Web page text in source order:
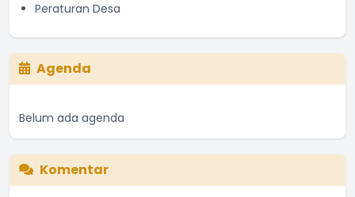
Peraturan Desa
Agenda
Belum ada agenda
Komentar